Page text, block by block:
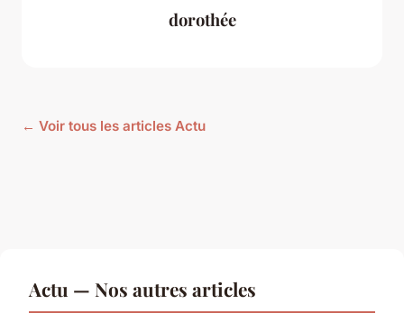
dorothée
← Voir tous les articles Actu
Actu — Nos autres articles